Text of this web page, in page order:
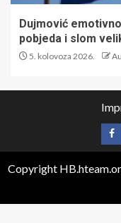
Dujmović
pobjeda i slom
5. kolovoza 2026.
Copyright